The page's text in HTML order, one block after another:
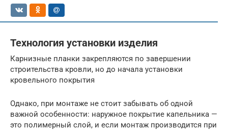
Технология установки изделия
Карнизные планки закрепляются по завершении
строительства кровли, но до начала установки
кровельного покрытия
Однако, при монтаже не стоит забывать об одной
важной особенности: наружное покрытие капельника —
это полимерный слой, и если монтаж производится при